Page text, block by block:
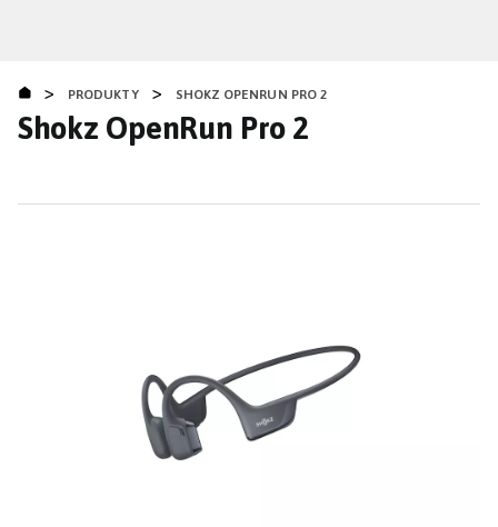
obsahu
> PRODUKTY > SHOKZ OPENRUN PRO 2
Shokz OpenRun Pro 2